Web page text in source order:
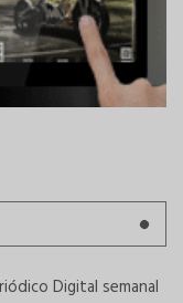
Digital semanal